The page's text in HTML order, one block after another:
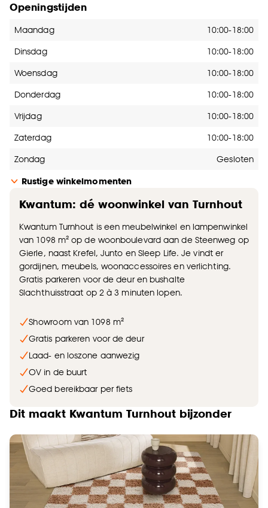
Openingstijden
Openingstijden
Maandag 10:00-18:00
Dinsdag 10:00-18:00
Woensdag 10:00-18:00
Donderdag 10:00-18:00
Vrijdag 10:00-18:00
Zaterdag 10:00-18:00
Zondag Gesloten
Rustige winkelmomenten
Kwantum: dé woonwinkel van Turnhout
Kwantum Turnhout is een meubelwinkel en lampenwinkel
van 1098 m² op de woonboulevard aan de Steenweg op
Gierle, naast Krefel, Junto en Sleep Life. Je vindt er
gordijnen, meubels, woonaccessoires en verlichting.
Gratis parkeren voor de deur en bushalte
Slachthuisstraat op 2 à 3 minuten lopen.
Showroom van 1098 m²
Gratis parkeren voor de deur
Laad- en loszone aanwezig
OV in de buurt
Goed bereikbaar per fiets
Dit maakt Kwantum Turnhout bijzonder